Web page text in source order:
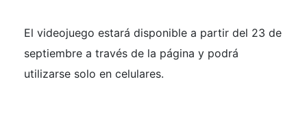
El videojuego estará disponible a partir del 23 de
septiembre a través de la página y podrá
utilizarse solo en celulares.